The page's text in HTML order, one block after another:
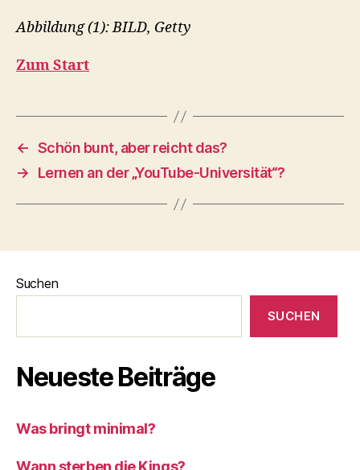
Abbildung (1): BILD, Getty
Zum Start
← Schön bunt, aber reicht das?
→
Lernen an der „YouTube-Universität“?
Suchen
SUCHEN
Neueste Beiträge
Was bringt minimal?